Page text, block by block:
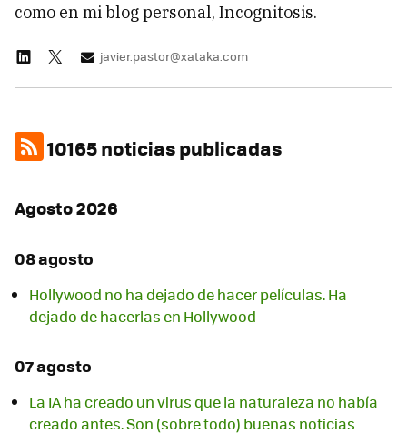
como en mi blog personal, Incognitosis.
javier.pastor@xataka.com
10165 noticias publicadas
Agosto 2026
08 agosto
Hollywood no ha dejado de hacer películas. Ha
dejado de hacerlas en Hollywood
07 agosto
La IA ha creado un virus que la naturaleza no había
creado antes. Son (sobre todo) buenas noticias